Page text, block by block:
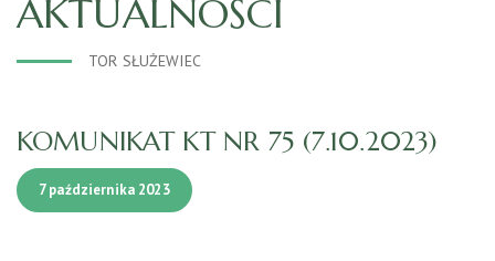
AKTUALNOŚCI
TOR SŁUŻEWIEC
KOMUNIKAT KT NR 75 (7.10.2023)
7 października 2023